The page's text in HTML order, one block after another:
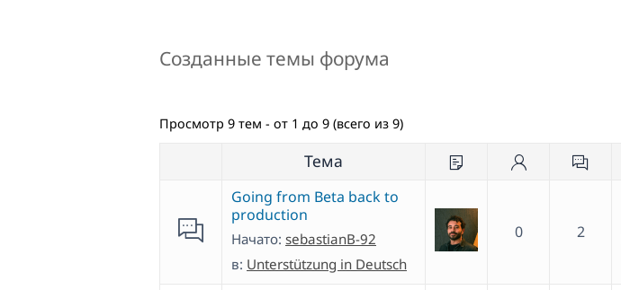
Созданные темы форума
Просмотр 9 тем - от 1 до 9 (всего из 9)
Тема
Going from Beta back to
production
Начато: sebastianB-92
в: Unterstützung in Deutsch
0 2